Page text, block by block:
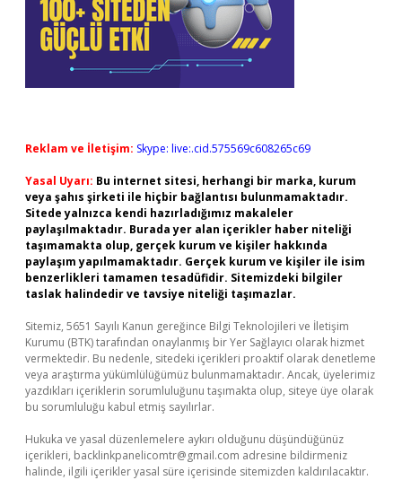
Reklam ve İletişim: Skype: live:.cid.575569c608265c69
Yasal Uyarı: Bu internet sitesi, herhangi bir marka, kurum
veya şahıs şirketi ile hiçbir bağlantısı bulunmamaktadır.
Sitede yalnızca kendi hazırladığımız makaleler
paylaşılmaktadır. Burada yer alan içerikler haber niteliği
taşımamakta olup, gerçek kurum ve kişiler hakkında
paylaşım yapılmamaktadır. Gerçek kurum ve kişiler ile isim
benzerlikleri tamamen tesadüfidir. Sitemizdeki bilgiler
taslak halindedir ve tavsiye niteliği taşımazlar.
Sitemiz, 5651 Sayılı Kanun gereğince Bilgi Teknolojileri ve İletişim
Kurumu (BTK) tarafından onaylanmış bir Yer Sağlayıcı olarak hizmet
vermektedir. Bu nedenle, sitedeki içerikleri proaktif olarak denetleme
veya araştırma yükümlülüğümüz bulunmamaktadır. Ancak, üyelerimiz
yazdıkları içeriklerin sorumluluğunu taşımakta olup, siteye üye olarak
bu sorumluluğu kabul etmiş sayılırlar.
Hukuka ve yasal düzenlemelere aykırı olduğunu düşündüğünüz
içerikleri, backlinkpanelicomtr@gmail.com adresine bildirmeniz
halinde, ilgili içerikler yasal süre içerisinde sitemizden kaldırılacaktır.